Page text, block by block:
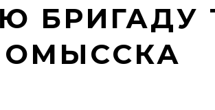
БРИГАДУ